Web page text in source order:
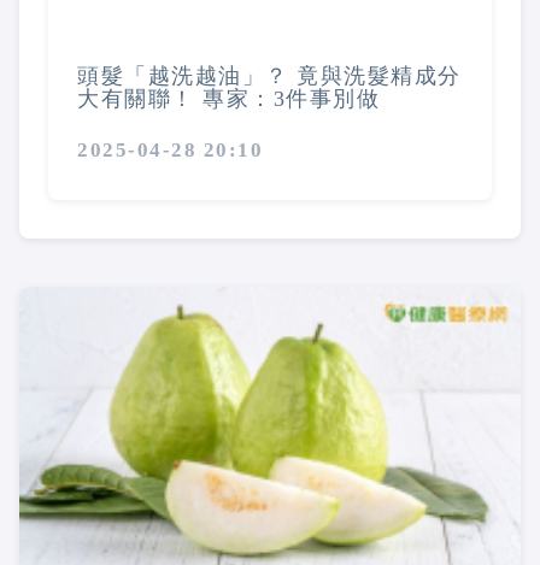
頭髮「越洗越油」？ 竟與洗髮精成分
大有關聯！ 專家：3件事別做
2025-04-28 20:10